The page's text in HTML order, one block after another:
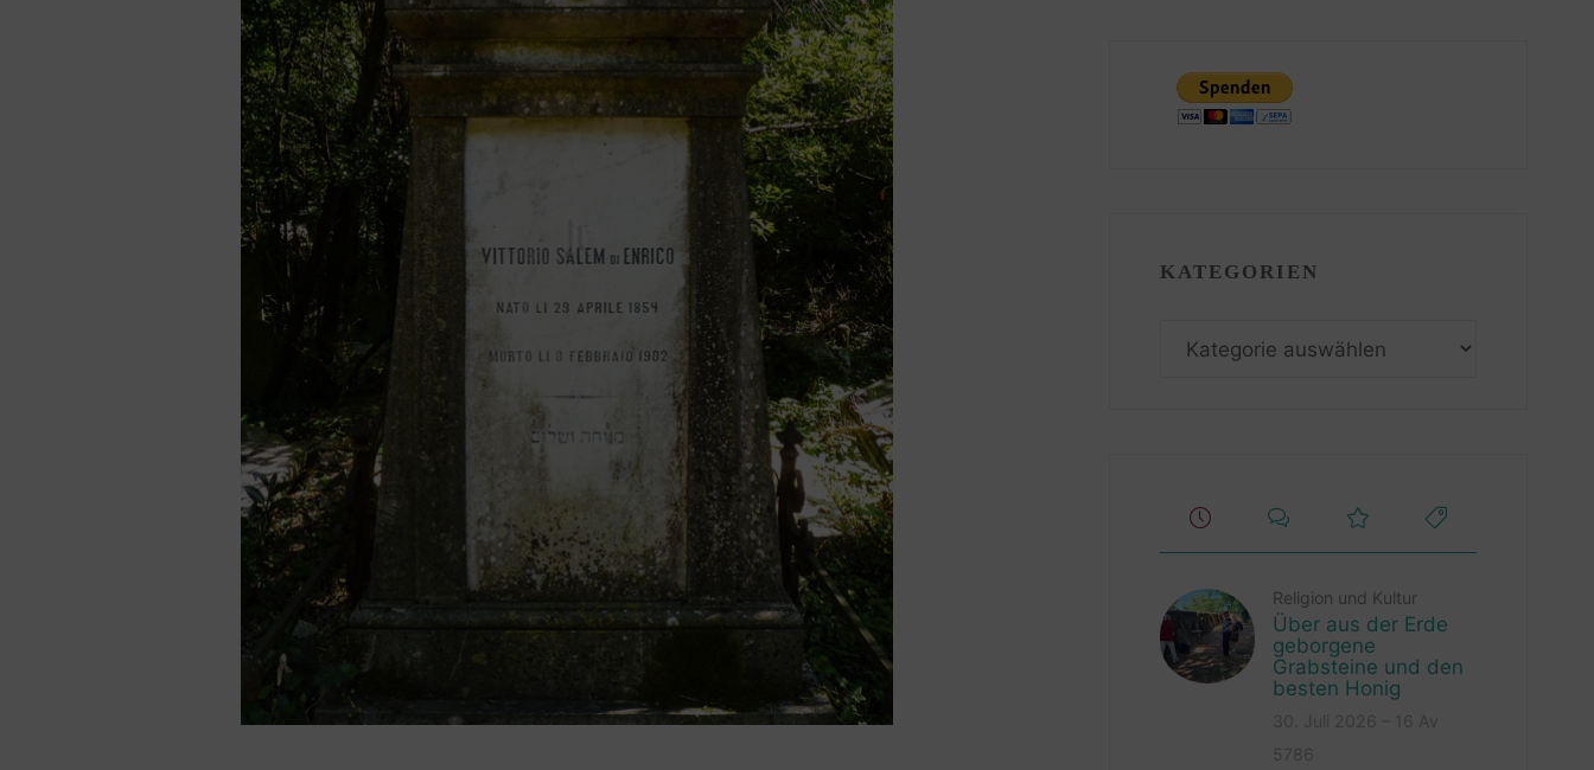
KATEGORIEN
Religion und Kultur
Über aus der Erde
geborgene
Grabsteine und den
besten Honig